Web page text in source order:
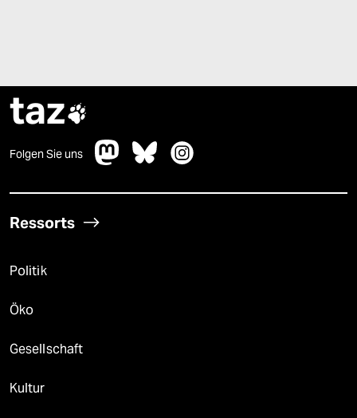
taz
Folgen Sie uns
Ressorts
Politik
Öko
Gesellschaft
Kultur